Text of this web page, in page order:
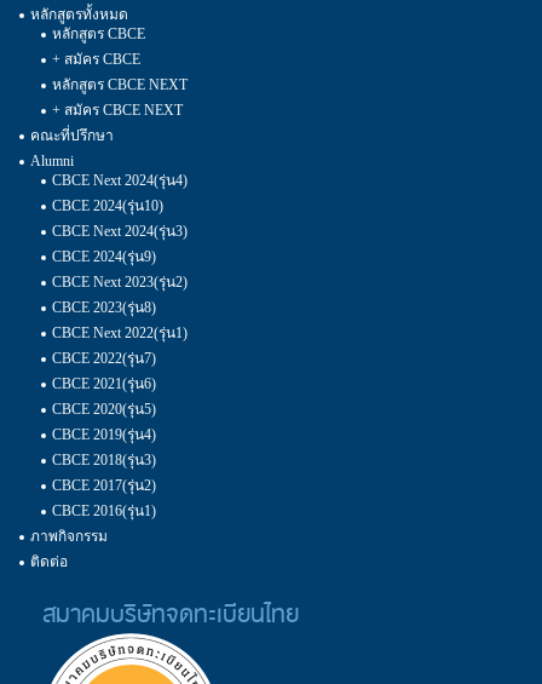
หลักสูตรทั้งหมด
หลักสูตร CBCE
+ สมัคร CBCE
หลักสูตร CBCE NEXT
+ สมัคร CBCE NEXT
คณะที่ปรึกษา
Alumni
CBCE Next 2024(รุ่น4)
CBCE 2024(รุ่น10)
CBCE Next 2024(รุ่น3)
CBCE 2024(รุ่น9)
CBCE Next 2023(รุ่น2)
CBCE 2023(รุ่น8)
CBCE Next 2022(รุ่น1)
CBCE 2022(รุ่น7)
CBCE 2021(รุ่น6)
CBCE 2020(รุ่น5)
CBCE 2019(รุ่น4)
CBCE 2018(รุ่น3)
CBCE 2017(รุ่น2)
CBCE 2016(รุ่น1)
ภาพกิจกรรม
ติดต่อ
สมาคมบริษัทจดทะเบียนไทย